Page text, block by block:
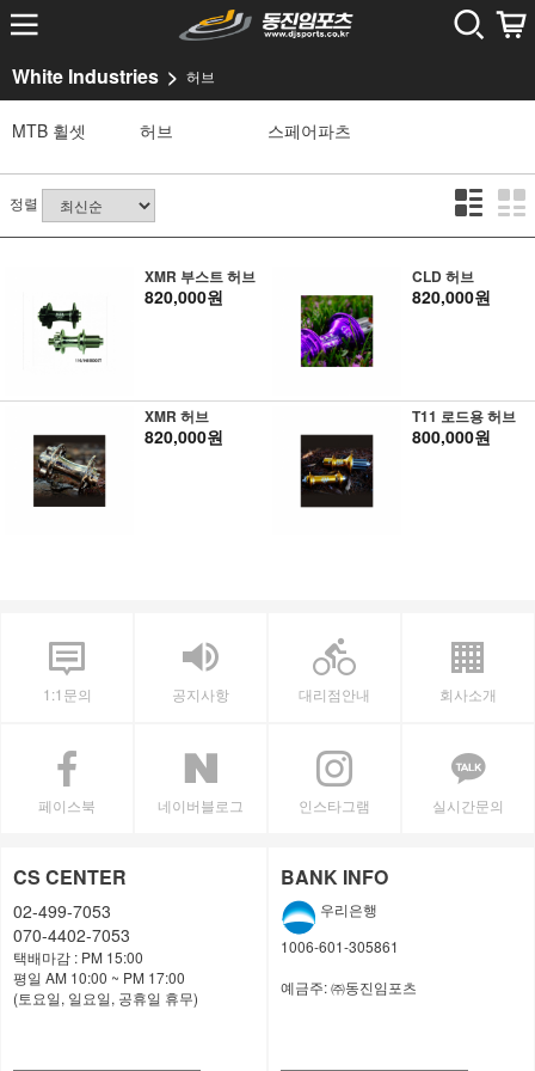
White Industries 허브
MTB 휠셋 허브 스페어파츠
정렬
XMR 부스트 허브
820,000원
CLD 허브
820,000원
XMR 허브
820,000원
T11 로드용 허브
800,000원
1:1문의 공지사항 대리점안내 회사소개
페이스북 네이버블로그 인스타그램 실시간문의
CS CENTER
02-499-7053
070-4402-7053
택배마감 : PM 15:00
평일 AM 10:00 ~ PM 17:00
(토요일, 일요일, 공휴일 휴무)
BANK INFO
우리은행
1006-601-305861
예금주:㈜동진임포츠